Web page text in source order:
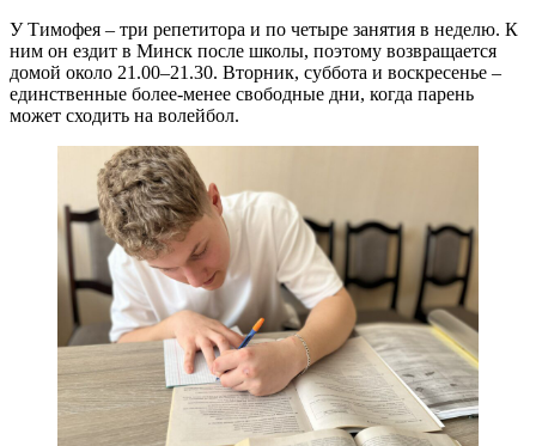
У Тимофея – три репетитора и по четыре занятия в неделю. К
ним он ездит в Минск после школы, поэтому возвращается
домой около 21.00–21.30. Вторник, суббота и воскресенье –
единственные более-менее свободные дни, когда парень
может сходить на волейбол.